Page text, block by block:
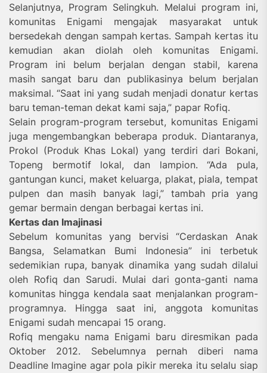
Selanjutnya, Program Selingkuh. Melalui program ini,
komunitas Enigami mengajak masyarakat untuk
bersedekah dengan sampah kertas. Sampah kertas itu
kemudian akan diolah oleh komunitas Enigami.
Program ini belum berjalan dengan stabil, karena
masih sangat baru dan publikasinya belum berjalan
maksimal. “Saat ini yang sudah menjadi donatur kertas
baru teman-teman dekat kami saja,” papar Rofiq.
Selain program-program tersebut, komunitas Enigami
juga mengembangkan beberapa produk. Diantaranya,
Prokol (Produk Khas Lokal) yang terdiri dari Bokani,
Topeng bermotif lokal, dan lampion. “Ada pula,
gantungan kunci, maket keluarga, plakat, piala, tempat
pulpen dan masih banyak lagi,” tambah pria yang
gemar bermain dengan berbagai kertas ini.
Kertas dan Imajinasi
Sebelum komunitas yang bervisi “Cerdaskan Anak
Bangsa, Selamatkan Bumi Indonesia” ini terbetuk
sedemikian rupa, banyak dinamika yang sudah dilalui
oleh Rofiq dan Sarudi. Mulai dari gonta-ganti nama
komunitas hingga kendala saat menjalankan program-
programnya. Hingga saat ini, anggota komunitas
Enigami sudah mencapai 15 orang.
Rofiq mengaku nama Enigami baru diresmikan pada
Oktober 2012. Sebelumnya pernah diberi nama
Deadline Imagine agar pola pikir mereka itu selalu siap